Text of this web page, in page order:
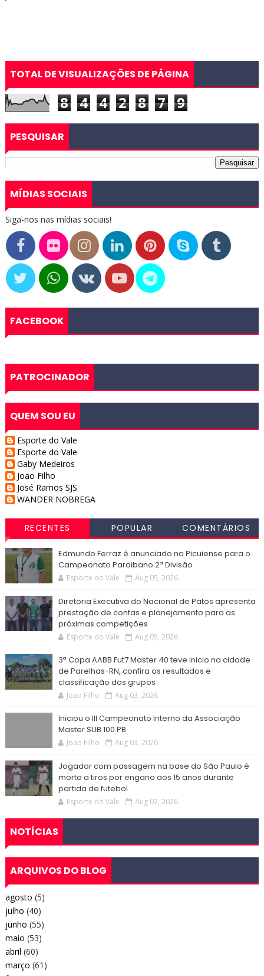
TOTAL DE VISUALIZAÇÕES DE PÁGINA
8 4 4 2 8 7 9
PESQUISAR
MÍDIAS SOCIAIS
Siga-nos nas mídias sociais!
FACEBOOK
PATROCINADOR
QUEM SOU EU
Esporte do Vale
Esporte do Vale
Gaby Medeiros
Joao Filho
José Ramos SJS
WANDER NOBREGA
RECENTES POPULAR COMENTÁRIOS
Edmundo Ferraz é anunciado na Picuiense para o
Campeonato Paraibano 2ª Divisão
Esporte do Vale Aug 05, 2026
Diretoria Executiva do Nacional de Patos apresenta
prestação de contas e planejamento para as
próximas competições
Esporte do Vale Aug 05, 2026
3ª Copa AABB Fut7 Master 40 teve inicio na cidade
de Parelhas-RN, confira os resultados e
classificação dos grupos
Joao Filho Aug 03, 2026
Iniciou o III Campeonato Interno da Associação
Master SUB 100 PB
Joao Filho Aug 03, 2026
Jogador com passagem na base do São Paulo é
morto a tiros por engano aos 15 anos durante
partida de futebol
Esporte do Vale Aug 02, 2026
NOTÍCIAS
ARQUIVOS DO BLOG
agosto (5)
julho (40)
junho (55)
maio (53)
abril (60)
março (61)